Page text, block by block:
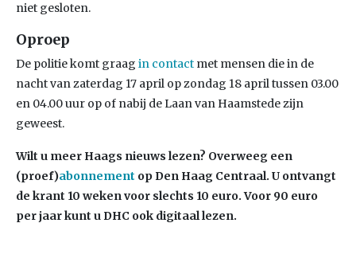
niet gesloten.
Oproep
De politie komt graag in contact met mensen die in de
nacht van zaterdag 17 april op zondag 18 april tussen 03.00
en 04.00 uur op of nabij de Laan van Haamstede zijn
geweest.
Wilt u meer Haags nieuws lezen? Overweeg een
(proef)abonnement op Den Haag Centraal. U ontvangt
de krant 10 weken voor slechts 10 euro. Voor 90 euro
per jaar kunt u DHC ook digitaal lezen.